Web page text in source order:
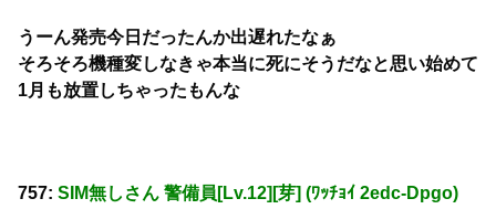
うーん発売今日だったんか出遅れたなぁ
そろそろ機種変しなきゃ本当に死にそうだなと思い始めて
1月も放置しちゃったもんな
757: SIM無しさん 警備員[Lv.12][芽] (ﾜｯﾁｮｲ 2edc-Dpgo)